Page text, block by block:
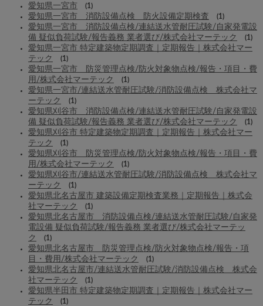
愛知県一宮市 (1)
愛知県一宮市 消防設備点検 防火設備定期検査 (1)
愛知県一宮市 消防設備点検/連結送水管耐圧試験/自家発電設
備 疑似負荷試験/報告義務 業者選び/株式会社マーテック
(1)
愛知県一宮市 特定建築物定期調査｜定期報告｜株式会社マー
テック
(1)
愛知県一宮市 防災管理点検/防火対象物点検/報告・項目・費
用/株式会社マーテック
(1)
愛知県一宮市/連結送水管耐圧試験/消防設備点検 株式会社マ
ーテック
(1)
愛知県刈谷市 消防設備点検/連結送水管耐圧試験/自家発電設
備 疑似負荷試験/報告義務 業者選び/株式会社マーテック
(1)
愛知県刈谷市 特定建築物定期調査｜定期報告｜株式会社マー
テック
(1)
愛知県刈谷市 防災管理点検/防火対象物点検/報告・項目・費
用/株式会社マーテック
(1)
愛知県刈谷市/連結送水管耐圧試験/消防設備点検 株式会社マ
ーテック
(1)
愛知県北名古屋市 建築設備定期検査業務｜定期報告｜株式会
社マーテック
(1)
愛知県北名古屋市 消防設備点検/連結送水管耐圧試験/自家発
電設備 疑似負荷試験/報告義務 業者選び/株式会社マーテッ
ク
(1)
愛知県北名古屋市 防災管理点検/防火対象物点検/報告・項
目・費用/株式会社マーテック
(1)
愛知県北名古屋市/連結送水管耐圧試験/消防設備点検 株式会
社マーテック
(1)
愛知県半田市 特定建築物定期調査｜定期報告｜株式会社マー
テック
(1)